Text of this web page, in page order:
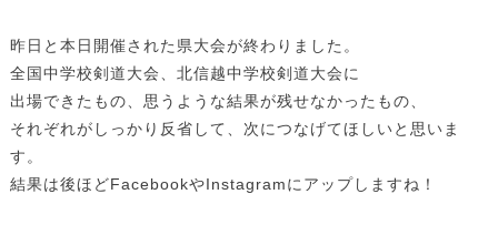
昨日と本日開催された県大会が終わりました。
全国中学校剣道大会、北信越中学校剣道大会に
出場できたもの、思うような結果が残せなかったもの、
それぞれがしっかり反省して、次につなげてほしいと思いま
す。
結果は後ほどFacebookやInstagramにアップしますね！